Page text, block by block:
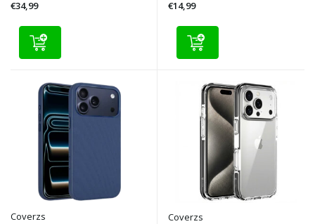
€34,99 €14,99
Coverzs
Coverzs